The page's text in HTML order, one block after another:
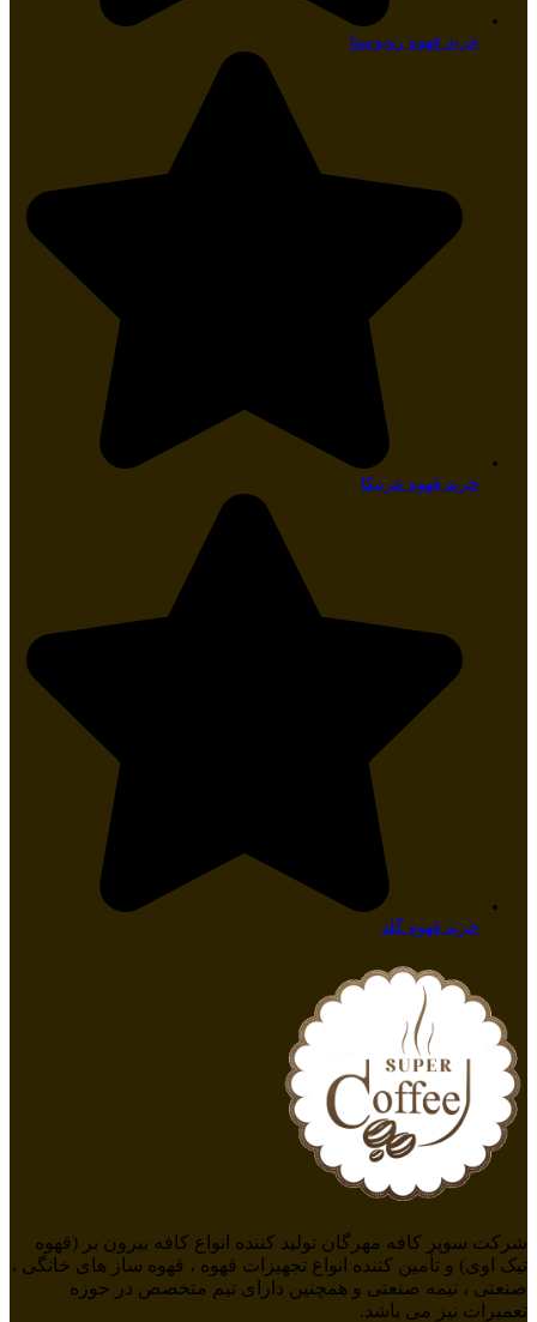
خرید قهوه روبوستا
خرید قهوه عربیکا
خرید قهوه گلد
شرکت سوپر کافه مهرگان تولید کننده انواع کافه بیرون بر (قهوه
تیک اوی) و تأمین کننده انواع تجهیزات قهوه ، قهوه ساز های خانگی ،
صنعتی ، نیمه صنعتی و همچنین دارای تیم متخصص در حوزه
تعمیرات نیز می باشد.